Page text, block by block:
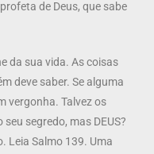
de Deus, que sabe
da sua vida. As coisas
deve saber. Se alguma
vergonha. Talvez os
segredo, mas DEUS?
Leia Salmo 139. Uma